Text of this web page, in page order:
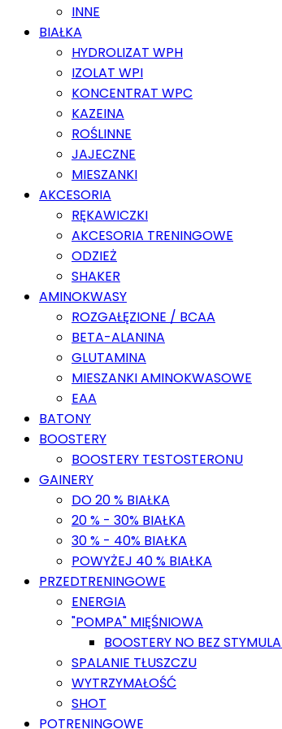
INNE
BIAŁKA
HYDROLIZAT WPH
IZOLAT WPI
KONCENTRAT WPC
KAZEINA
ROŚLINNE
JAJECZNE
MIESZANKI
AKCESORIA
RĘKAWICZKI
AKCESORIA TRENINGOWE
ODZIEŻ
SHAKER
AMINOKWASY
ROZGAŁĘZIONE / BCAA
BETA-ALANINA
GLUTAMINA
MIESZANKI AMINOKWASOWE
EAA
BATONY
BOOSTERY
BOOSTERY TESTOSTERONU
GAINERY
DO 20 % BIAŁKA
20 % - 30% BIAŁKA
30 % - 40% BIAŁKA
POWYŻEJ 40 % BIAŁKA
PRZEDTRENINGOWE
ENERGIA
"POMPA" MIĘŚNIOWA
BOOSTERY NO BEZ
SPALANIE TŁUSZCZU
WYTRZYMAŁOŚĆ
SHOT
POTRENINGOWE